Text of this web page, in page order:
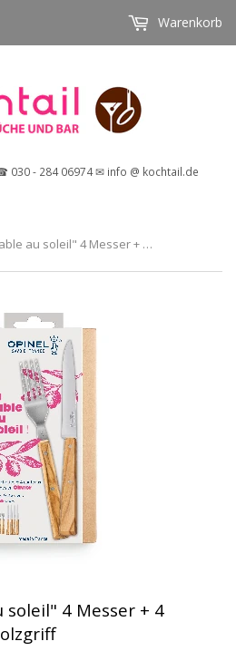
- 284 06974 ✉ info @ kochtail.de
Warenkorb
Opinel, "La table au soleil" 4 Messer + 4 Gabeln mit Olivenholzgriff
4 Messer + 4